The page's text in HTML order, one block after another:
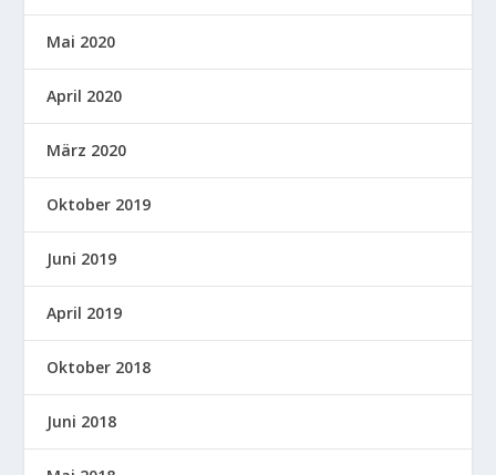
Mai 2020
April 2020
März 2020
Oktober 2019
Juni 2019
April 2019
Oktober 2018
Juni 2018